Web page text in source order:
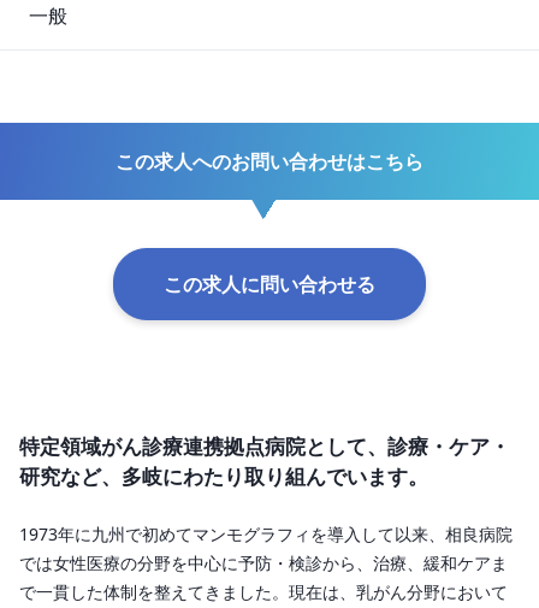
一般
この求人へのお問い合わせはこちら
この求人に問い合わせる
特定領域がん診療連携拠点病院として、診療・ケア・
研究など、多岐にわたり取り組んでいます。
1973年に九州で初めてマンモグラフィを導入して以来、相良病院
では女性医療の分野を中心に予防・検診から、治療、緩和ケアま
で一貫した体制を整えてきました。現在は、乳がん分野において